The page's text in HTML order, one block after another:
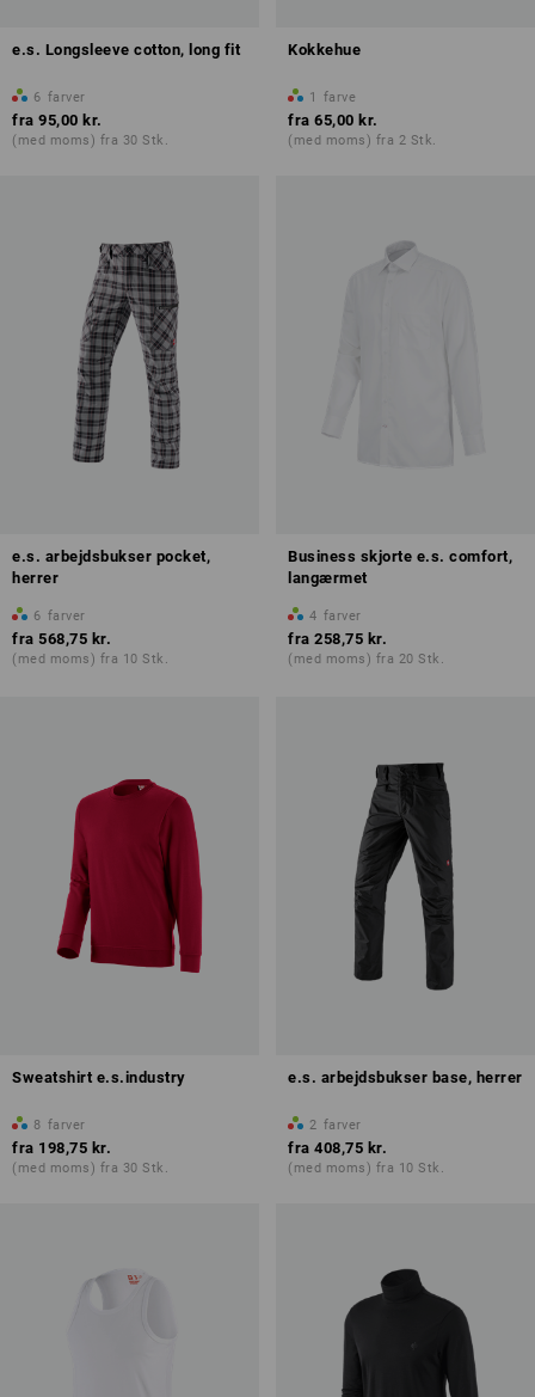
e.s. Longsleeve cotton, long fit
6 farver
fra 95,00 kr.
(med moms) fra 30 Stk.
Kokkehue
1 farve
fra 65,00 kr.
(med moms) fra 2 Stk.
e.s. arbejdsbukser pocket,
herrer
6 farver
fra 568,75 kr.
(med moms) fra 10 Stk.
Business skjorte e.s. comfort,
langærmet
4 farver
fra 258,75 kr.
(med moms) fra 20 Stk.
Sweatshirt e.s.industry
8 farver
fra 198,75 kr.
(med moms) fra 30 Stk.
e.s. arbejdsbukser base, herrer
2 farver
fra 408,75 kr.
(med moms) fra 10 Stk.